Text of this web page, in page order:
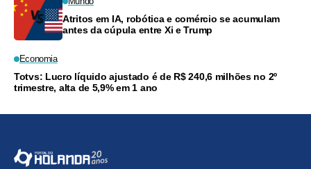
Atritos em IA, robótica e comércio se acumulam
antes da cúpula entre Xi e Trump
Economia
Totvs: Lucro líquido ajustado é de R$ 240,6 milhões no 2º
trimestre, alta de 5,9% em 1 ano